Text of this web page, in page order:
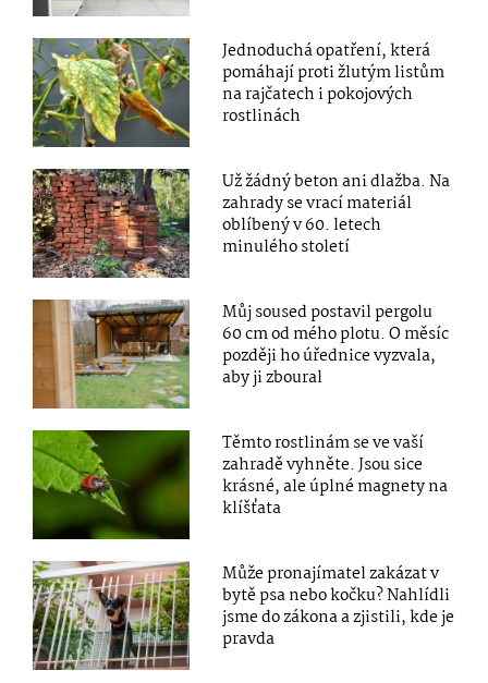
Jednoduchá opatření, která
pomáhají proti žlutým listům
na rajčatech i pokojových
rostlinách
Už žádný beton ani dlažba. Na
zahrady se vrací materiál
oblíbený v 60. letech
minulého století
Můj soused postavil pergolu
60 cm od mého plotu. O měsíc
později ho úřednice vyzvala,
aby ji zboural
Těmto rostlinám se ve vaší
zahradě vyhněte. Jsou sice
krásné, ale úplné magnety na
klíšťata
Může pronajímatel zakázat v
bytě psa nebo kočku? Nahlídli
jsme do zákona a zjistili, kde je
pravda